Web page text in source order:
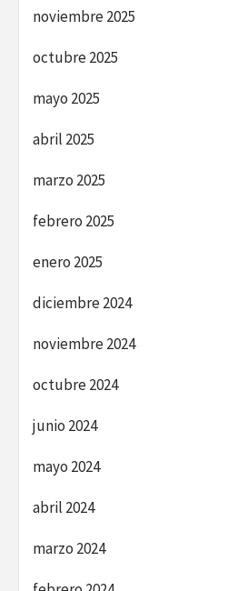
noviembre 2025
octubre 2025
mayo 2025
abril 2025
marzo 2025
febrero 2025
enero 2025
diciembre 2024
noviembre 2024
octubre 2024
junio 2024
mayo 2024
abril 2024
marzo 2024